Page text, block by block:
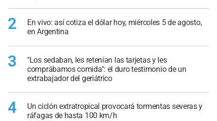
2
En vivo: así cotiza el dólar hoy, miércoles 5 de agosto,
en Argentina
3
"Los sedaban, les retenían las tarjetas y les
comprábamos comida": el duro testimonio de un
extrabajador del geriátrico
4
Un ciclón extratropical provocará tormentas severas y
ráfagas de hasta 100 km/h